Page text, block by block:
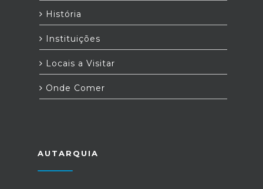
História
Instituições
Locais a Visitar
Onde Comer
AUTARQUIA